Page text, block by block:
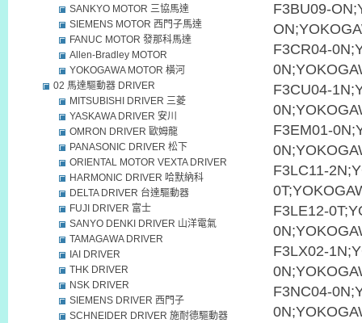
F3BU09-
F3CR04-
F3CU04-
F3EM01-
F3LC11-
F3LE12-
F3LX02-
F3NC04-
SANKYO MOTOR 三協馬達
SIEMENS MOTOR 西門子馬達
FANUC MOTOR 發那科馬達
Allen-Bradley MOTOR
YOKOGAWA MOTOR 橫河
02 馬達驅動器 DRIVER
MITSUBISHI DRIVER 三菱
YASKAWA DRIVER 安川
OMRON DRIVER 歐姆龍
PANASONIC DRIVER 松下
ORIENTAL MOTOR VEXTA DRIVER
HARMONIC DRIVER 哈默納科
DELTA DRIVER 台達驅動器
FUJI DRIVER 富士
SANYO DENKI DRIVER 山洋電氣
TAMAGAWA DRIVER
IAI DRIVER
THK DRIVER
NSK DRIVER
SIEMENS DRIVER 西門子
SCHNEIDER DRIVER 施耐德驅動器